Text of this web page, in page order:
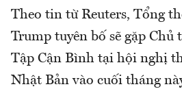
Theo tin từ Reuters, Tổng
Trump tuyên bố sẽ gặp Chủ
Tập Cận Bình tại hội nghị
Nhật Bản vào cuối tháng